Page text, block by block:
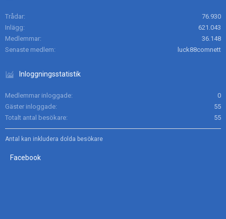
Trådar
76.930
Inlägg
621.043
Medlemmar
36.148
Senaste medlem
luck88comnett
Inloggningsstatistik
Medlemmar inloggade
0
Gäster inloggade
55
Totalt antal besökare
55
Antal kan inkludera dolda besökare
Facebook